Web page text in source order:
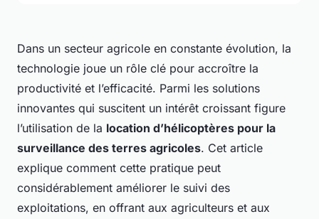
Dans un secteur agricole en constante évolution, la
technologie joue un rôle clé pour accroître la
productivité et l’efficacité. Parmi les solutions
innovantes qui suscitent un intérêt croissant figure
l’utilisation de la location d’hélicoptères pour la
surveillance des terres agricoles. Cet article
explique comment cette pratique peut
considérablement améliorer le suivi des
exploitations, en offrant aux agriculteurs et aux